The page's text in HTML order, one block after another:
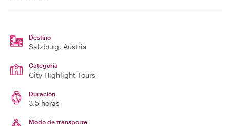
Destino
Salzburg, Austria
Categoría
City Highlight Tours
Duración
3.5 horas
Modo de transporte